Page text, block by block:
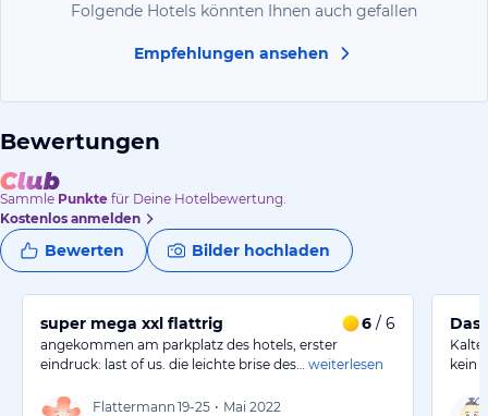
Folgende Hotels könnten Ihnen auch gefallen
Empfehlungen ansehen
Bewertungen
Sammle Punkte für Deine Hotelbewertung.
Kostenlos anmelden
Bewerten Bilder hochladen
super mega xxl flattrig 6 / 6
angekommen am parkplatz des hotels, erster
eindruck: last of us. die leichte brise des…
weiterlesen
Flattermann 19-25 • Mai 2022
Das
Kalte
kein